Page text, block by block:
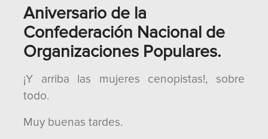
Aniversario de la
Confederación Nacional de
Organizaciones Populares.
¡Y arriba las mujeres cenopistas!, sobre
todo.
Muy buenas tardes.